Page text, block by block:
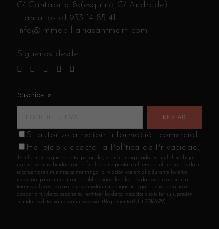
C/ Cantabria 8 (esquina C/ Andrade)
Llámanos al 933 14 85 41
info@immobiliariasantmarti.com
Síguenos desde:
Suscríbete
SI autorizo a recibir información comercial.
He leído y acepto la Política de Privacidad.
Te informamos que los datos personales, estarán incorporados en un fichero bajo
nuestra responsabilidad, con la finalidad de prestarte el servicio solicitado. Los datos
se conservarán mientras se mantenga la relación comercial o durante los años
necesarios para cumplir con las obligaciones legales. Los datos no se cederán a
terceros salvo en los casos en que exista una obligación legal. Tienes derecho a
acceder a tus datos personales, rectificar los datos inexactos o solicitar su supresión
cuando los datos ya no sean necesarios (Reglamento (UE) 2016/679).